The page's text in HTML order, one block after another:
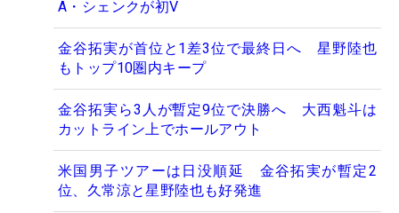
A・シェンクが初V
金谷拓実が首位と1差3位で最終日へ 星野陸也
もトップ10圏内キープ
金谷拓実ら3人が暫定9位で決勝へ 大西魁斗は
カットライン上でホールアウト
米国男子ツアーは日没順延 金谷拓実が暫定2
位、久常涼と星野陸也も好発進